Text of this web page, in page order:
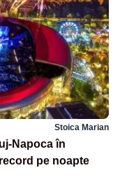
Stoica Marian
Napoca în
pe noapte